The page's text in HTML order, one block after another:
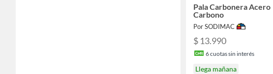
Pala Carbonera Acero
Carbono
Por SODIMAC
$ 13.990
6cuotas sin interés
Llega mañana